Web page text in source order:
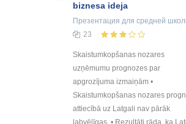
biznesa ideja
Презентация для средней
23
Skaistumkopšanas nozares
uzņēmumu prognozes par
apgrozījuma izmaiņām •
Skaistumkopšanas nozares
attiecībā uz Latgali nav pārāk
labvēlīgas. • Rezultāti rāda, ka